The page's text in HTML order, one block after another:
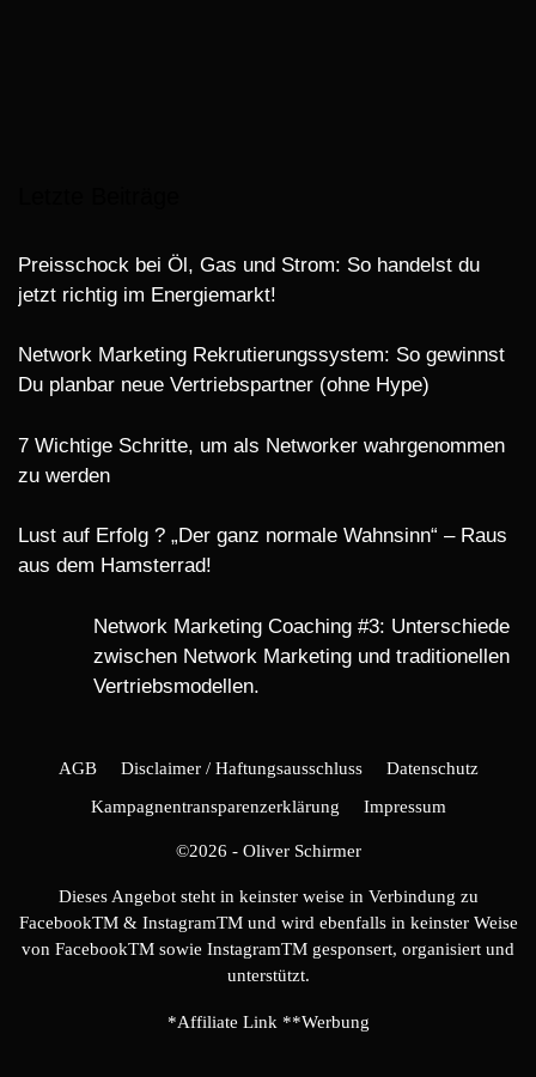
Preisschock bei Öl, Gas und Strom: So handelst du
jetzt richtig im Energiemarkt!
Network Marketing Rekrutierungssystem: So gewinnst
Du planbar neue Vertriebspartner (ohne Hype)
7 Wichtige Schritte, um als Networker wahrgenommen
zu werden
Lust auf Erfolg ? „Der ganz normale Wahnsinn“ – Raus
aus dem Hamsterrad!
Network Marketing Coaching #3: Unterschiede
zwischen Network Marketing und traditionellen
Vertriebsmodellen.
AGB Disclaimer / Haftungsausschluss
Datenschutz
Kampagnentransparenzerklärung
Impressum
©2026 - Oliver Schirmer
Dieses Angebot steht in keinster weise in Verbindung zu
FacebookTM & InstagramTM und wird ebenfalls in keinster Weise
von FacebookTM sowie InstagramTM gesponsert, organisiert und
unterstützt.
*Affiliate Link **Werbung